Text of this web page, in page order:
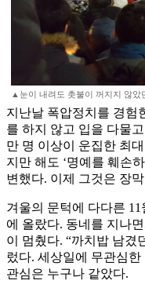
▲눈이 내려도 촛불이 꺼지지 않았
지난날 폭압정치를 경험
를 하지 않고 입을 다물고
만 명 이상이 운집한 최
지만 해도 ‘명예를 훼손
변했다. 이제 그것은 장
겨울의 문턱에 다다른
에 올랐다. 동네를 지나
이 멈췄다. “까치밥 남겼
렀다. 세상일에 무관심
관심은 누구나 같았다.